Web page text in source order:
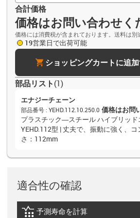
合計価格
価格はお問い合わせく
価格には消費税が含まれております。送料は別
19営業日で出荷可能
cartショッピングカートに追
部品リスト(1)
エナジーチェーン
部品番号 : YEHD.112.10.250.0 価格はお問
プラスチック―スチール ハイブリッド
YEHD.112型 | 丈夫で、振動に強く、
さ：112mm
適合性の確認
igus-icon-lebensdauerrechner
予測寿命を計算